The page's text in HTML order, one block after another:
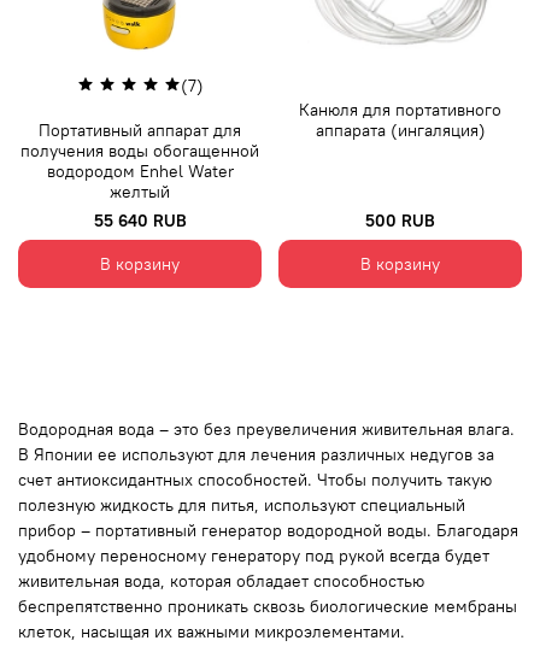
(7)
Портативный аппарат для
получения воды обогащенной
водородом Enhel Water
желтый
55 640 RUB
В корзину
Канюля для портативного
аппарата (ингаляция)
500 RUB
В корзину
Водородная вода – это без преувеличения живительная влага.
В Японии ее используют для лечения различных недугов за
счет антиоксидантных способностей. Чтобы получить такую
полезную жидкость для питья, используют специальный
прибор – портативный генератор водородной воды. Благодаря
удобному переносному генератору под рукой всегда будет
живительная вода, которая обладает способностью
беспрепятственно проникать сквозь биологические мембраны
клеток, насыщая их важными микроэлементами.